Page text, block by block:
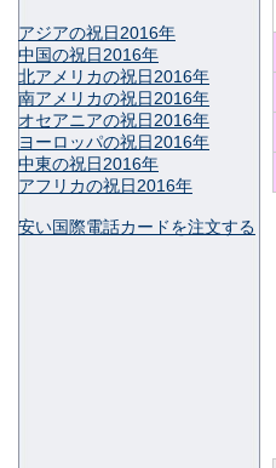
アジアの祝日2016年
中国の祝日2016年
北アメリカの祝日2016年
南アメリカの祝日2016年
オセアニアの祝日2016年
ヨーロッパの祝日2016年
中東の祝日2016年
アフリカの祝日2016年
安い国際電話カードを注文する